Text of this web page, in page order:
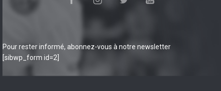
Pour rester informé, abonnez-vous à notre newsletter
[sibwp_form id=2]